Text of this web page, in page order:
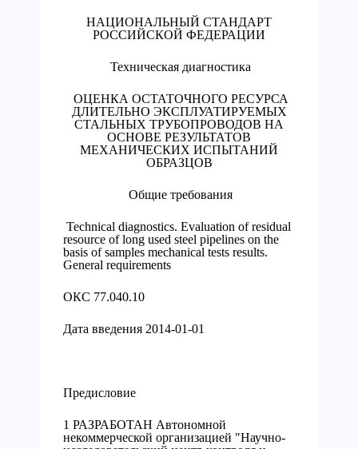
НАЦИОНАЛЬНЫЙ СТАНДАРТ
РОССИЙСКОЙ ФЕДЕРАЦИИ
Техническая диагностика
ОЦЕНКА ОСТАТОЧНОГО РЕСУРСА
ДЛИТЕЛЬНО ЭКСПЛУАТИРУЕМЫХ
СТАЛЬНЫХ ТРУБОПРОВОДОВ НА
ОСНОВЕ РЕЗУЛЬТАТОВ
МЕХАНИЧЕСКИХ ИСПЫТАНИЙ
ОБРАЗЦОВ
Общие требования
Technical diagnostics. Evaluation of residual
resource of long used steel pipelines on the
basis of samples mechanical tests results.
General requirements
ОКС 77.040.10
Дата введения 2014-01-01
Предисловие
1 РАЗРАБОТАН Автономной
некоммерческой организацией "Научно-